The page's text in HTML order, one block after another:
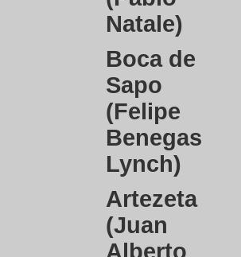
Natale)
Boca de
Sapo
(Felipe
Benegas
Lynch)
Artezeta
(Juan
Alberto